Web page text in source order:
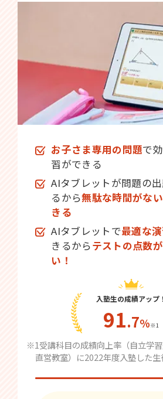
お子さま専用の問題で
習ができる
AIタブレットが問題の
るから無駄な時間がな
きる
AIタブレットで最適な
きるからテストの点数
い！
入塾生の成績アップ！
91.7％※1
※1受講科目の成績向上率（自立学
直営教室）に2022年度入塾した生